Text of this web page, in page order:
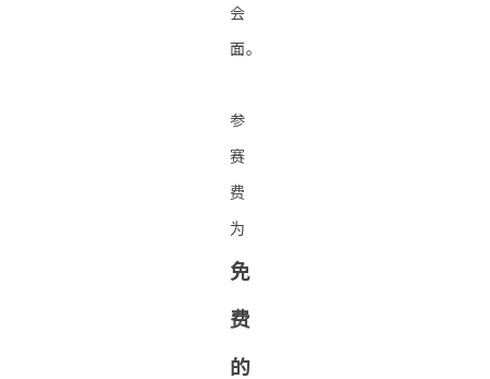
会
面。
参
赛
费
为
免
费
的